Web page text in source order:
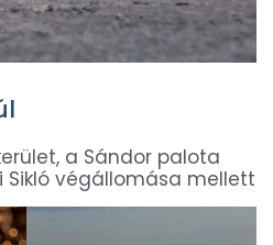
a Sándor palota
Sikló végállomása mellett